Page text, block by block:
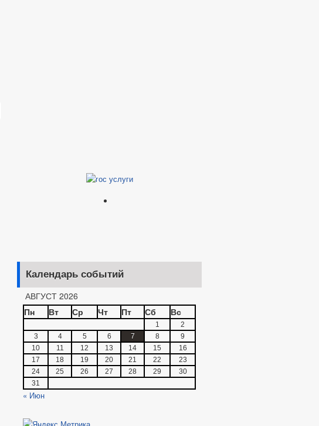
Календарь событий
АВГУСТ 2026
Пн
Вт Ср Чт Пт Сб Вс
1
2
3
4 5 6 7 8
9
10
11 12 13 14 15
16
17
18 19 20 21 22
23
24
25 26 27 28 29
30
31
« Июн